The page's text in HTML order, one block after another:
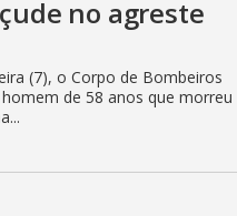
no agreste
(7), o Corpo de Bombeiros
de 58 anos que morreu